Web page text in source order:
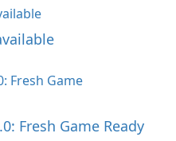
Fresh Game Ready